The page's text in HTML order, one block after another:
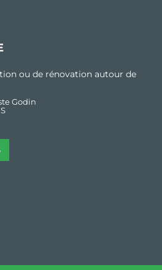
ou de rénovation autour de
Godin